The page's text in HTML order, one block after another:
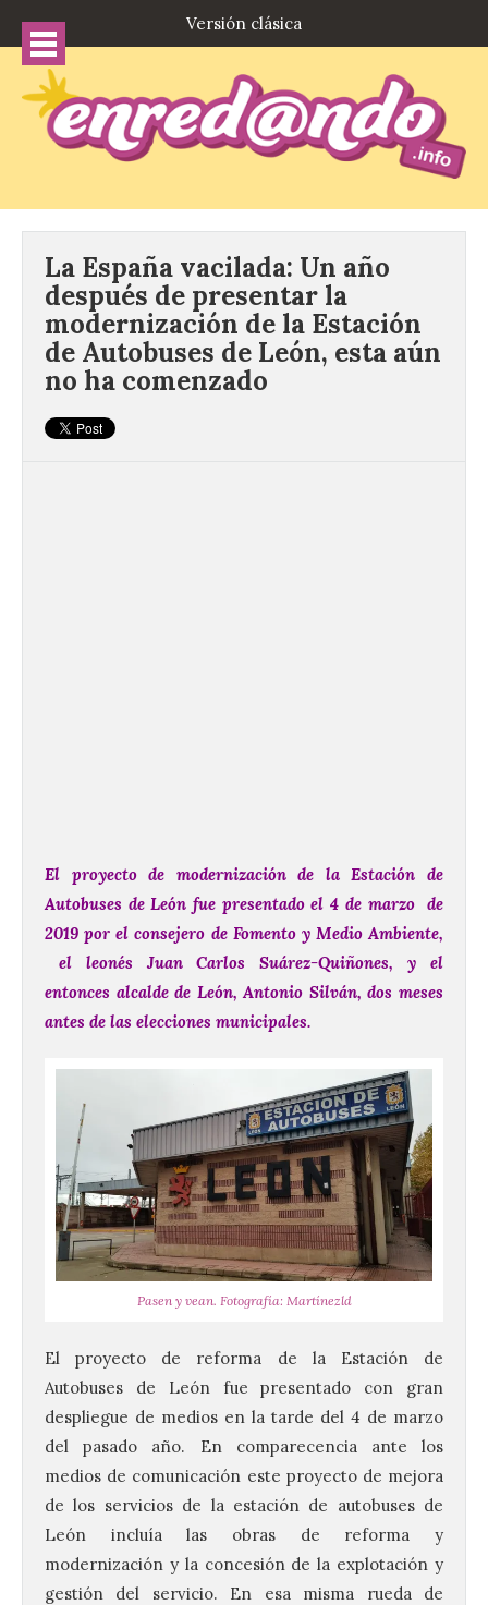
Versión clásica
La España vacilada: Un año
después de presentar la
modernización de la Estación
de Autobuses de León, esta aún
no ha comenzado
El proyecto de modernización de la Estación de
Autobuses de León fue presentado el 4 de marzo de
2019 por el consejero de Fomento y Medio Ambiente,
el leonés Juan Carlos Suárez-Quiñones, y el
entonces alcalde de León, Antonio Silván, dos meses
antes de las elecciones municipales.
Pasen y vean. Fotografía: Martínezld
El proyecto de reforma de la Estación de
Autobuses de León fue presentado con gran
despliegue de medios en la tarde del 4 de marzo
del pasado año. En comparecencia ante los
medios de comunicación este proyecto de mejora
de los servicios de la estación de autobuses de
León incluía las obras de reforma y
modernización y la concesión de la explotación y
gestión del servicio. En esa misma rueda de